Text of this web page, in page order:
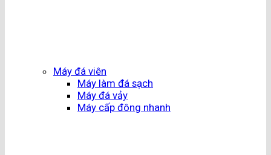
Máy đá viên
Máy làm đá sạch
Máy đá vảy
Máy cấp đông nhanh